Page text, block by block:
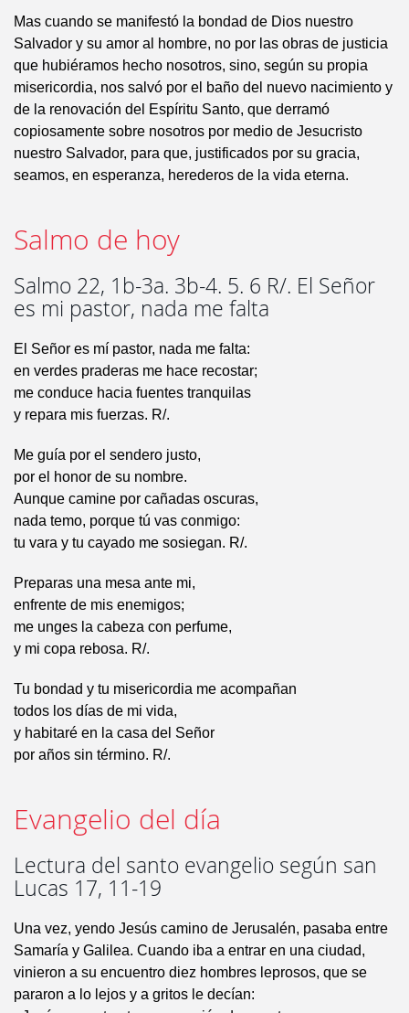
Mas cuando se manifestó la bondad de Dios nuestro
Salvador y su amor al hombre, no por las obras de justicia
que hubiéramos hecho nosotros, sino, según su propia
misericordia, nos salvó por el baño del nuevo nacimiento y
de la renovación del Espíritu Santo, que derramó
copiosamente sobre nosotros por medio de Jesucristo
nuestro Salvador, para que, justificados por su gracia,
seamos, en esperanza, herederos de la vida eterna.
Salmo de hoy
Salmo 22, 1b-3a. 3b-4. 5. 6 R/. El Señor
es mi pastor, nada me falta
El Señor es mí pastor, nada me falta:
en verdes praderas me hace recostar;
me conduce hacia fuentes tranquilas
y repara mis fuerzas. R/.
Me guía por el sendero justo,
por el honor de su nombre.
Aunque camine por cañadas oscuras,
nada temo, porque tú vas conmigo:
tu vara y tu cayado me sosiegan. R/.
Preparas una mesa ante mi,
enfrente de mis enemigos;
me unges la cabeza con perfume,
y mi copa rebosa. R/.
Tu bondad y tu misericordia me acompañan
todos los días de mi vida,
y habitaré en la casa del Señor
por años sin término. R/.
Evangelio del día
Lectura del santo evangelio según san
Lucas 17, 11-19
Una vez, yendo Jesús camino de Jerusalén, pasaba entre
Samaría y Galilea. Cuando iba a entrar en una ciudad,
vinieron a su encuentro diez hombres leprosos, que se
pararon a lo lejos y a gritos le decían: